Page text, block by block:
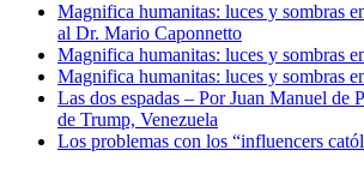
Magnifica humanitas: luces y sombras
al Dr. Mario Caponnetto
Magnifica humanitas: luces y sombras
Magnifica humanitas: luces y sombras
Las dos espadas – Por Juan Manuel
de Trump, Venezuela
Los problemas con los “influencers